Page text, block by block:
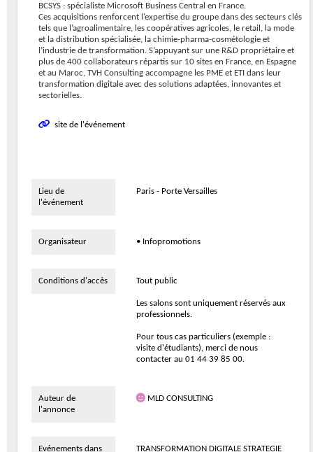
BCSYS : spécialiste Microsoft Business Central en France.
Ces acquisitions renforcent l’expertise du groupe dans des secteurs clés
tels que l’agroalimentaire, les coopératives agricoles, le retail, la mode
et la distribution spécialisée, la chimie-pharma-cosmétologie et
l’industrie de transformation. S’appuyant sur une R&D propriétaire et
plus de 400 collaborateurs répartis sur 10 sites en France, en Espagne
et au Maroc, TVH Consulting accompagne les PME et ETI dans leur
transformation digitale avec des solutions adaptées, innovantes et
sectorielles.
site de l'événement
Lieu de
l'événement
Paris - Porte Versailles
Organisateur • Infopromotions
Conditions d'accès Tout public
Les salons sont uniquement réservés aux
professionnels.
Pour tous cas particuliers (exemple :
visite d'étudiants), merci de nous
contacter au 01 44 39 85 00.
Auteur de
l'annonce
MLD CONSULTING
Evénements dans TRANSFORMATION DIGITALE STRATEGIE